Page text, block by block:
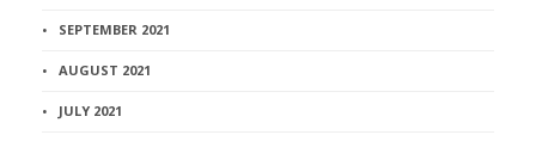
SEPTEMBER 2021
AUGUST 2021
JULY 2021